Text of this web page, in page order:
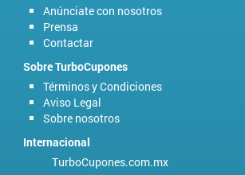
Anúnciate con nosotros
Prensa
Contactar
Sobre TurboCupones
Términos y Condiciones
Aviso Legal
Sobre nosotros
Internacional
TurboCupones.com.mx